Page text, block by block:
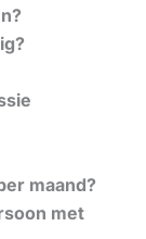
maand?
met